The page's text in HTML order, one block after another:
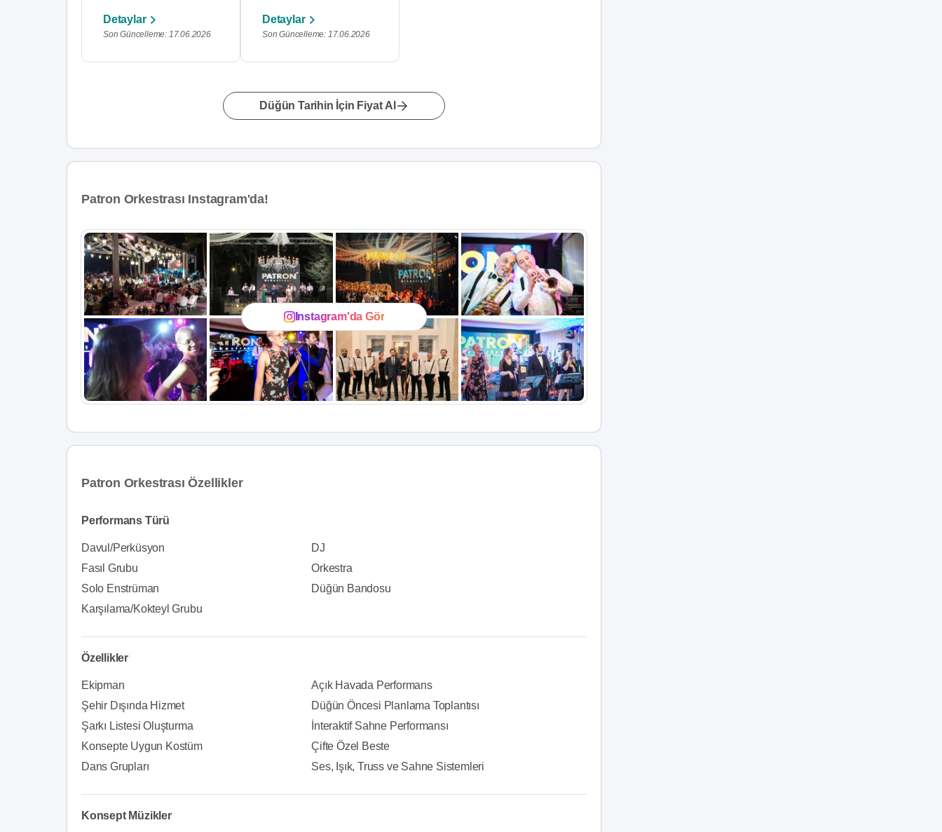
Detaylar
Son Güncelleme: 17.06.2026
Detaylar
Son Güncelleme: 17.06.2026
Düğün Tarihin İçin Fiyat Al
Patron Orkestrası Instagram'da!
Instagram'da Gör
Patron Orkestrası Özellikler
Performans Türü
Davul/Perküsyon
DJ
Fasıl Grubu
Orkestra
Solo Enstrüman
Düğün Bandosu
Karşılama/Kokteyl Grubu
Özellikler
Ekipman
Açık Havada Performans
Şehir Dışında Hizmet
Düğün Öncesi Planlama Toplantısı
Şarkı Listesi Oluşturma
İnteraktif Sahne Performansı
Konsepte Uygun Kostüm
Çifte Özel Beste
Dans Grupları
Ses, Işık, Truss ve Sahne Sistemleri
Konsept Müzikler